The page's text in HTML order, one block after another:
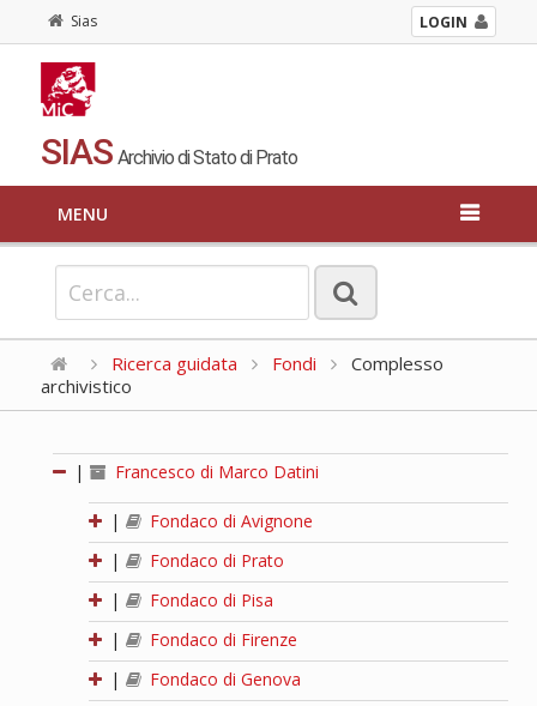
Sias LOGIN
SIAS Archivio di Stato di Prato
MENU
Ricerca guidata Fondi
Complesso
archivistico
| Francesco di Marco Datini
|
Fondaco di Avignone
|
Fondaco di Prato
|
Fondaco di Pisa
|
Fondaco di Firenze
|
Fondaco di Genova